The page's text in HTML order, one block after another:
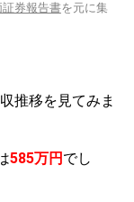
証券報告書を元に集
推移を見てみま
585万円 でし